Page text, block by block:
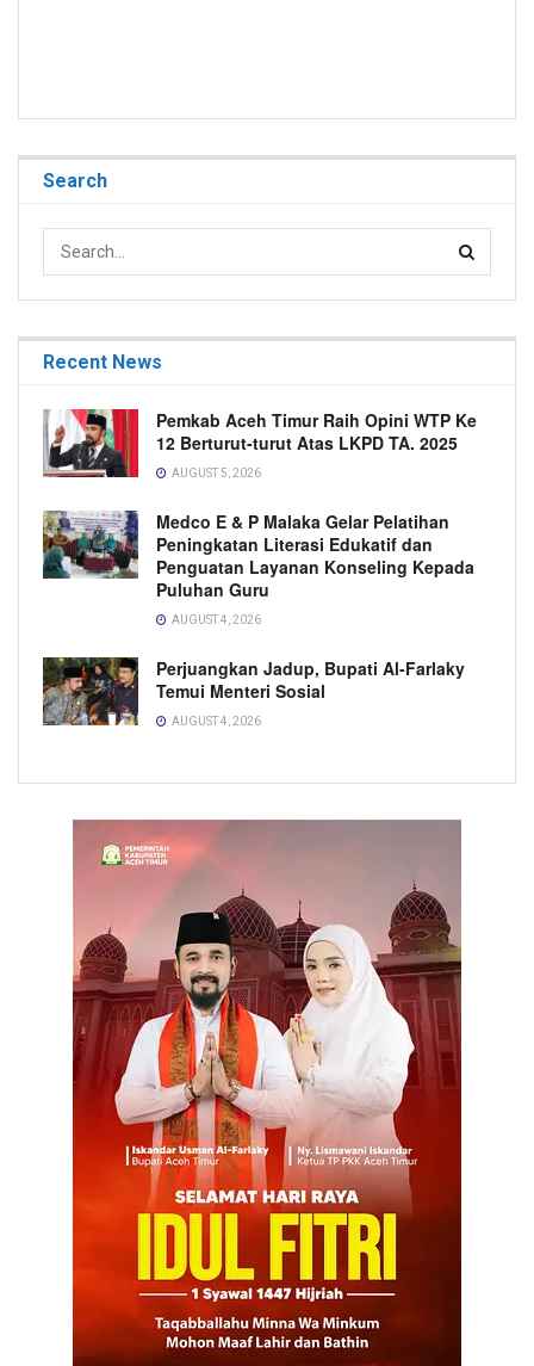
Search
Recent News
Pemkab Aceh Timur Raih Opini WTP Ke
12 Berturut-turut Atas LKPD TA. 2025
AUGUST 5, 2026
Medco E & P Malaka Gelar Pelatihan
Peningkatan Literasi Edukatif dan
Penguatan Layanan Konseling Kepada
Puluhan Guru
AUGUST 4, 2026
Perjuangkan Jadup, Bupati Al-Farlaky
Temui Menteri Sosial
AUGUST 4, 2026